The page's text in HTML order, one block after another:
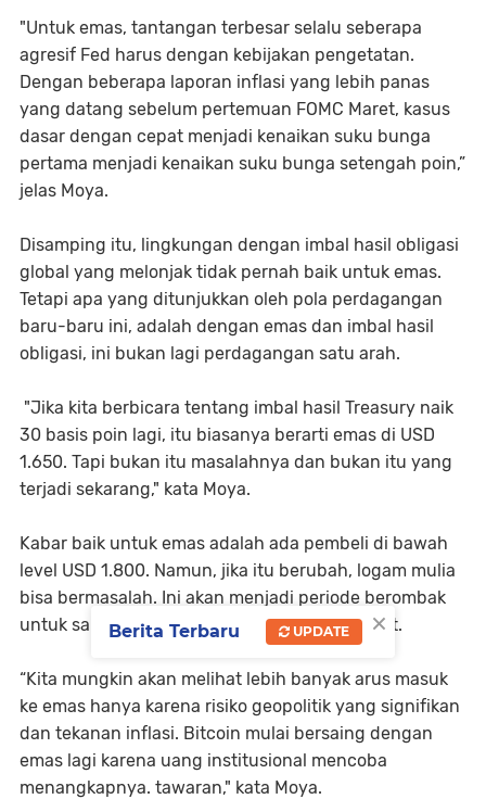
"Untuk emas, tantangan terbesar selalu seberapa
agresif Fed harus dengan kebijakan pengetatan.
Dengan beberapa laporan inflasi yang lebih panas
yang datang sebelum pertemuan FOMC Maret, kasus
dasar dengan cepat menjadi kenaikan suku bunga
pertama menjadi kenaikan suku bunga setengah poin,”
jelas Moya.
Disamping itu, lingkungan dengan imbal hasil obligasi
global yang melonjak tidak pernah baik untuk emas.
Tetapi apa yang ditunjukkan oleh pola perdagangan
baru-baru ini, adalah dengan emas dan imbal hasil
obligasi, ini bukan lagi perdagangan satu arah.
"Jika kita berbicara tentang imbal hasil Treasury naik
30 basis poin lagi, itu biasanya berarti emas di USD
1.650. Tapi bukan itu masalahnya dan bukan itu yang
terjadi sekarang," kata Moya.
Kabar baik untuk emas adalah ada pembeli di bawah
level USD 1.800. Namun, jika itu berubah, logam mulia
bisa bermasalah. Ini akan menjadi periode berombak
untuk saham dan emas memasuki bulan Maret.
“Kita mungkin akan melihat lebih banyak arus masuk
ke emas hanya karena risiko geopolitik yang signifikan
dan tekanan inflasi. Bitcoin mulai bersaing dengan
emas lagi karena uang institusional mencoba
menangkapnya. tawaran," kata Moya.
×
Berita Terbaru UPDATE